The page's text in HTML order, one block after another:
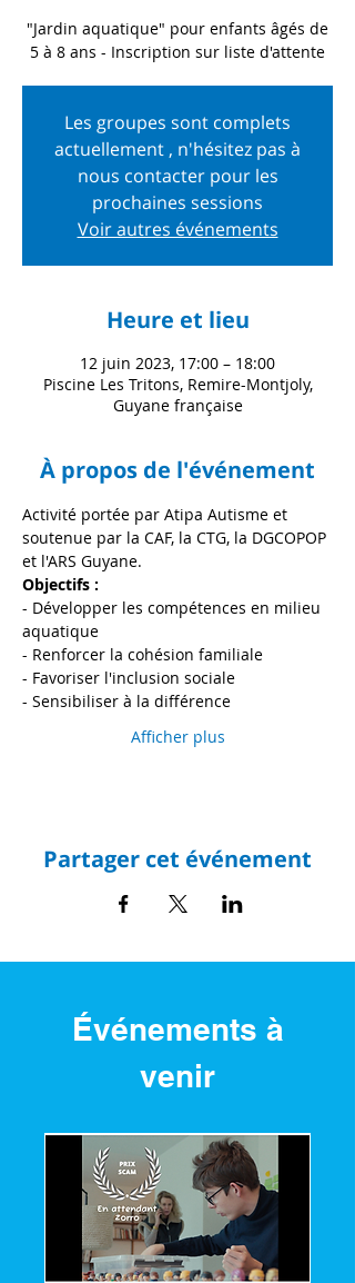
"Jardin aquatique" pour enfants âgés de
5 à 8 ans - Inscription sur liste d'attente
Les groupes sont complets
actuellement , n'hésitez pas à
nous contacter pour les
prochaines sessions
Voir autres événements
Heure et lieu
12 juin 2023, 17:00 – 18:00
Piscine Les Tritons, Remire-Montjoly,
Guyane française
À propos de l'événement
Activité portée par Atipa Autisme et
soutenue par la CAF, la CTG, la DGCOPOP
et l'ARS Guyane.
Objectifs :
- Développer les compétences en milieu
aquatique
- Renforcer la cohésion familiale
- Favoriser l'inclusion sociale
- Sensibiliser à la différence
Afficher plus
Partager cet événement
Événements à
venir